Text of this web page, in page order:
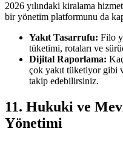
2026 yılındaki kiralama
bir yönetim platformunu da
Yakıt Tasarrufu: Filo
tüketimi, rotaları ve
Dijital Raporlama:
çok yakıt tüketiyor gibi
takip edebilirsiniz.
11. Hukuki ve
Yönetimi